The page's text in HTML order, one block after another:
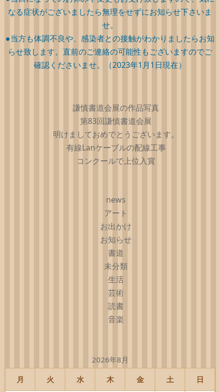
なる症状がございましたら無理をせずにお知らせ下さいま
せ。
●当方も体調不良や、感染者との接触がわかりましたらお知
らせ致します。直前のご連絡の可能性もございますのでご
確認くださいませ。（2023年1月1日現在）
謙慎書道会展の作品写真
第83回謙慎書道会展
明けましておめでとうございます。
有線Lanケーブルの配線工事
コンクールで上位入賞
news
アート
お出かけ
お知らせ
書道
未分類
生活
芸術
読書
音楽
2026年8月
月 火 水 木 金 土 日